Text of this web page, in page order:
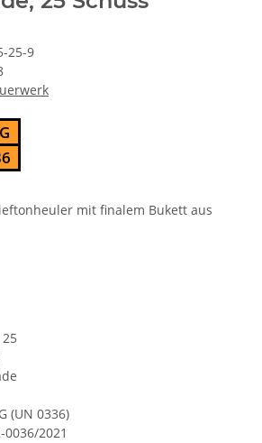
25-9
mit finalem Bukett aus
25
(UN 0336)
0036/2021